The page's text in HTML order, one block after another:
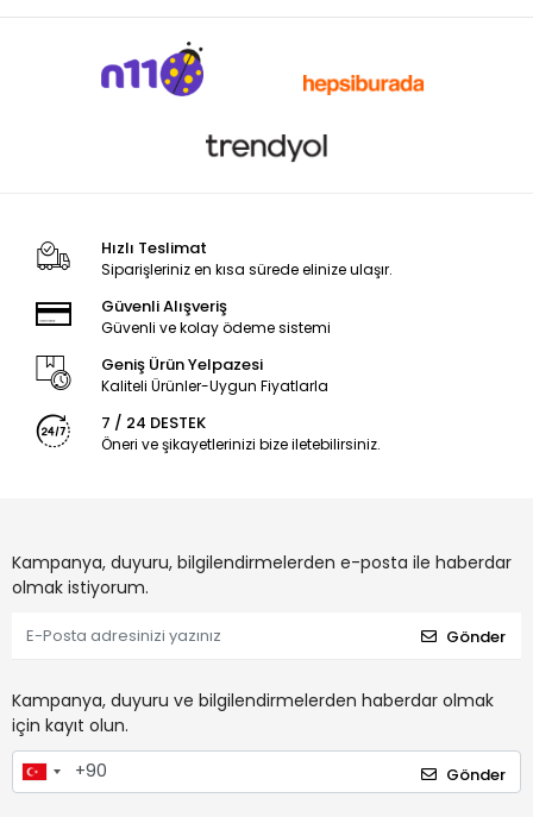
Hızlı Teslimat
Siparişleriniz en kısa sürede elinize ulaşır.
Güvenli Alışveriş
Güvenli ve kolay ödeme sistemi
Geniş Ürün Yelpazesi
Kaliteli Ürünler-Uygun Fiyatlarla
7 / 24 DESTEK
Öneri ve şikayetlerinizi bize iletebilirsiniz.
Kampanya, duyuru, bilgilendirmelerden e-posta ile haberdar
olmak istiyorum.
Gönder
Kampanya, duyuru ve bilgilendirmelerden haberdar olmak
için kayıt olun.
Gönder